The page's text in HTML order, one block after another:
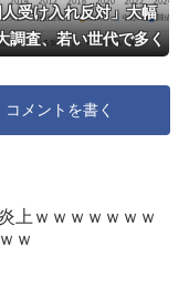
受け入れ反対」大幅
査、若い世代で多く
コメントを書く
上ｗｗｗｗｗｗｗ
ｗ